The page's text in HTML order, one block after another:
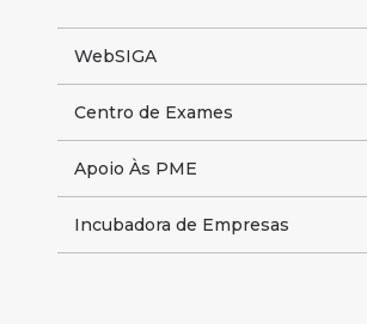
WebSIGA
Centro de Exames
Apoio Às PME
Incubadora de Empresas